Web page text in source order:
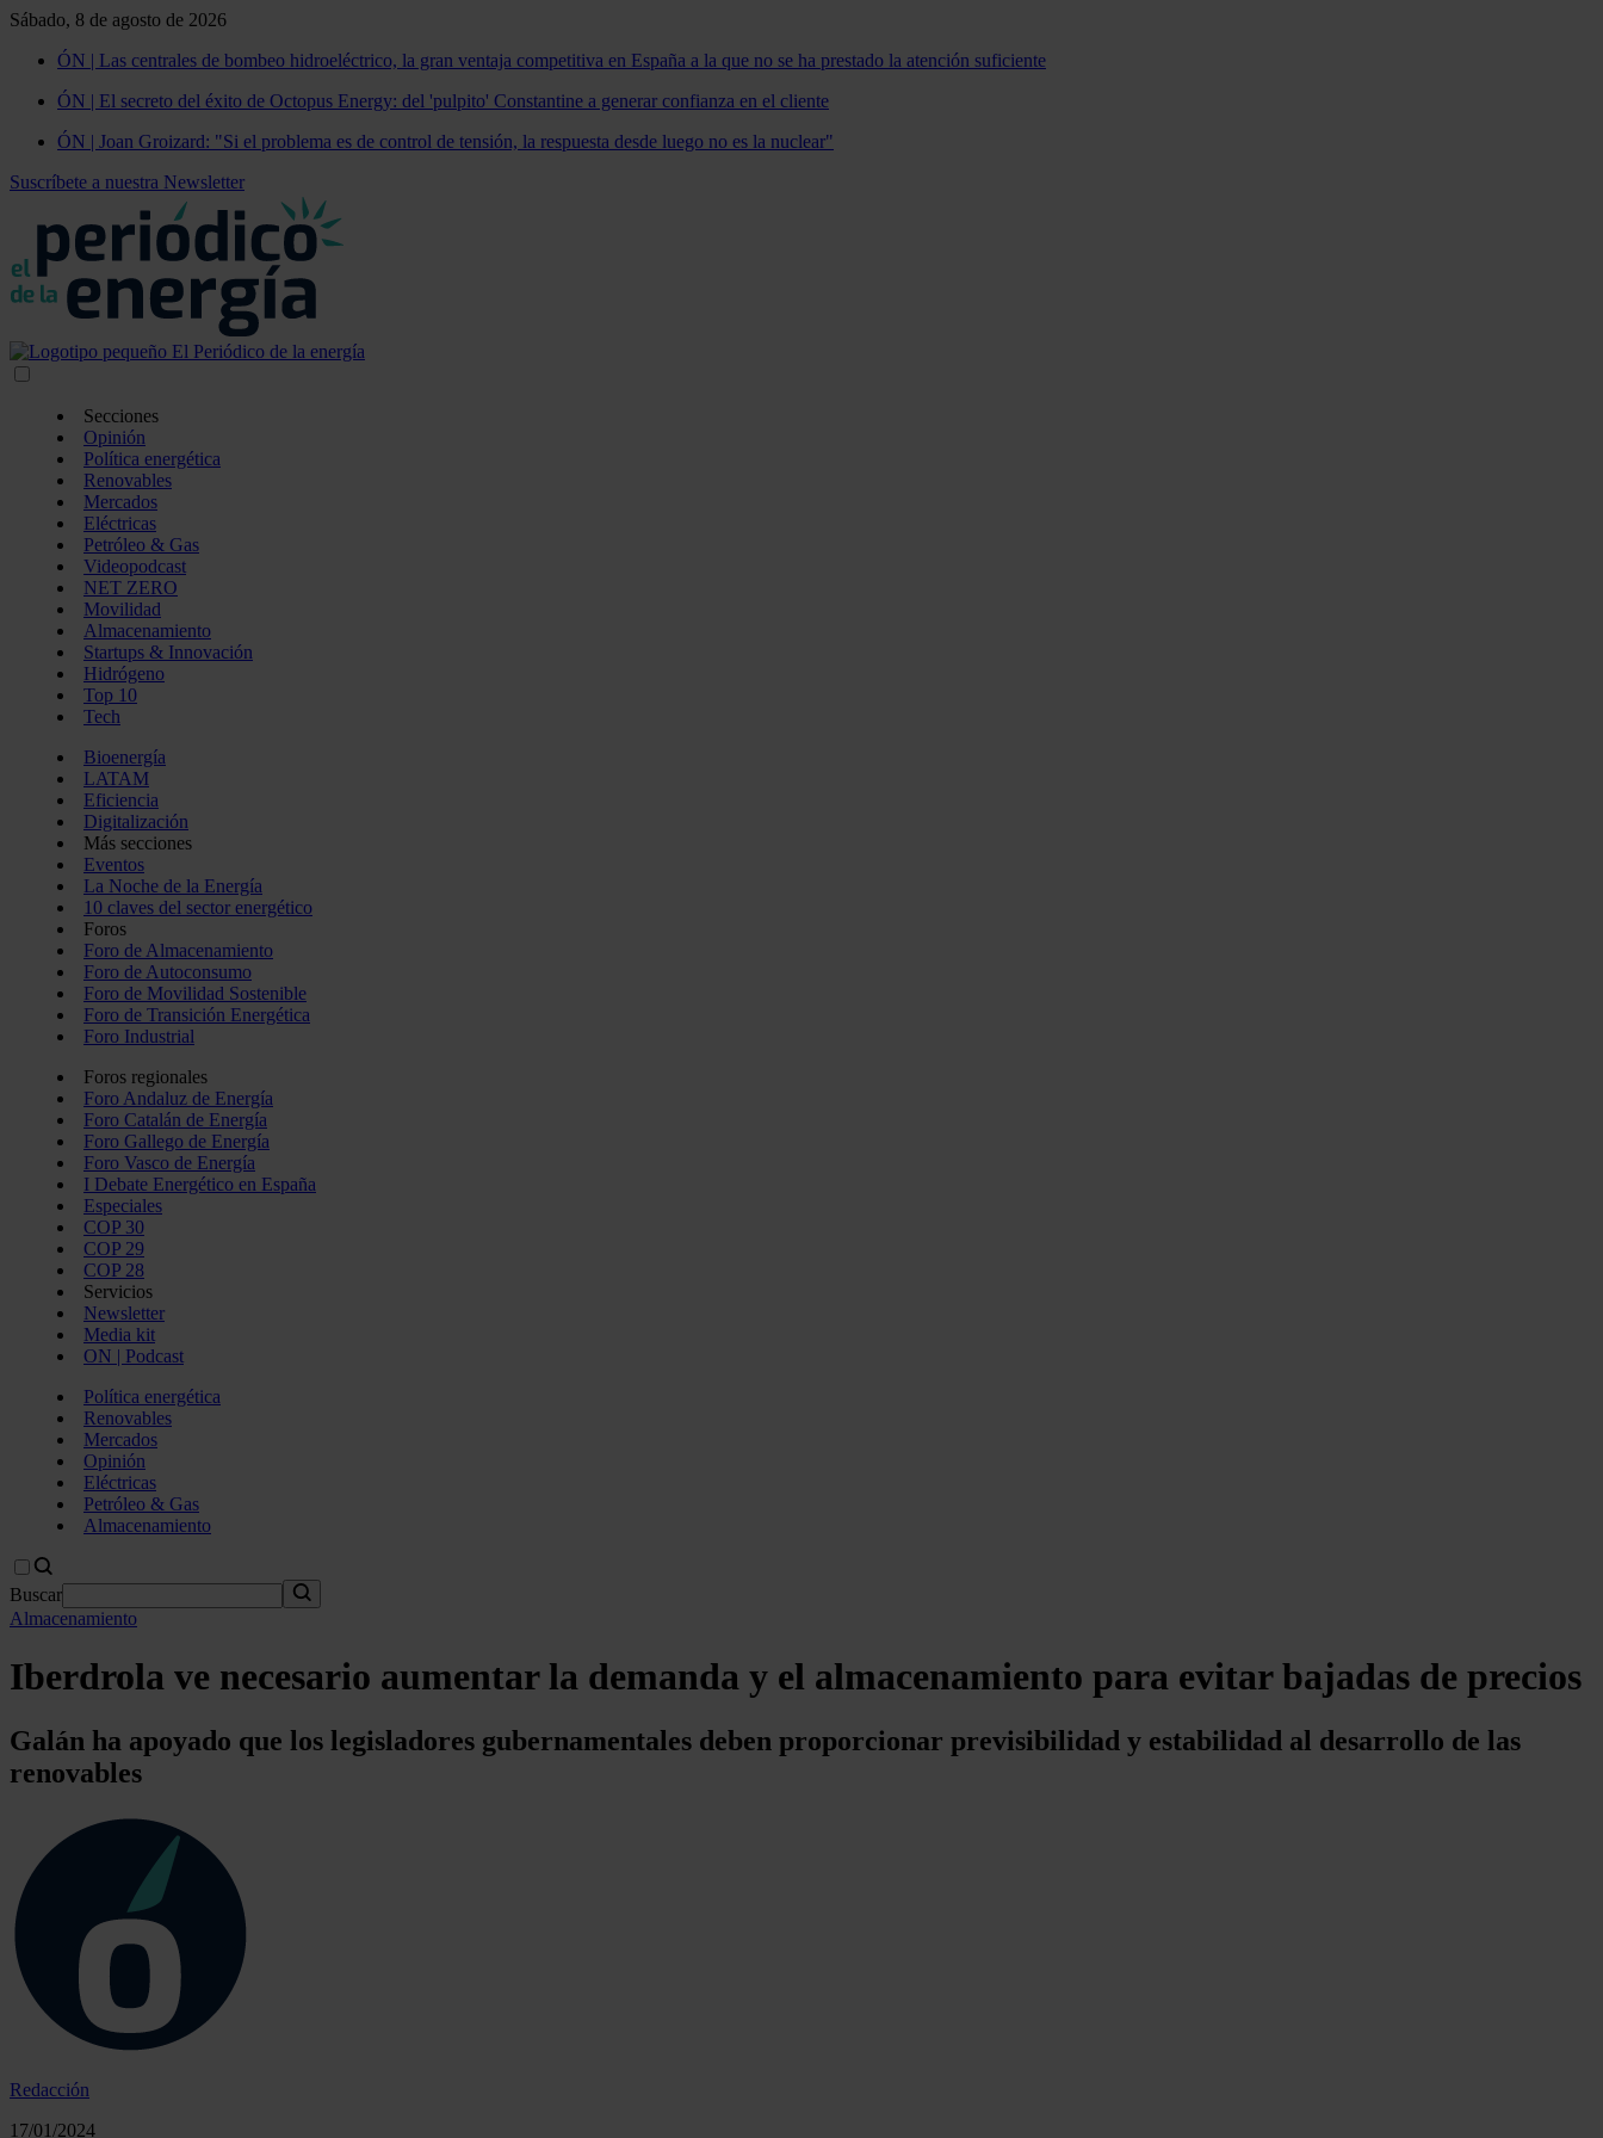
Sábado, 8 de agosto de 2026
ÓN | Las centrales de bombeo hidroeléctrico, la gran ventaja competitiva en España a la que no se ha prestado la atención suficiente
ÓN | El secreto del éxito de Octopus Energy: del 'pulpito' Constantine a generar confianza en el cliente
ÓN | Joan Groizard: "Si el problema es de control de tensión, la respuesta desde luego no es la nuclear"
Suscríbete a nuestra Newsletter
Secciones
Opinión
Política energética
Renovables
Mercados
Eléctricas
Petróleo & Gas
Videopodcast
NET ZERO
Movilidad
Almacenamiento
Startups & Innovación
Hidrógeno
Top 10
Tech
Bioenergía
LATAM
Eficiencia
Digitalización
Más secciones
Eventos
La Noche de la Energía
10 claves del sector energético
Foros
Foro de Almacenamiento
Foro de Autoconsumo
Foro de Movilidad Sostenible
Foro de Transición Energética
Foro Industrial
Foros regionales
Foro Andaluz de Energía
Foro Catalán de Energía
Foro Gallego de Energía
Foro Vasco de Energía
I Debate Energético en España
Especiales
COP 30
COP 29
COP 28
Servicios
Newsletter
Media kit
ON | Podcast
Política energética
Renovables
Mercados
Opinión
Eléctricas
Petróleo & Gas
Almacenamiento
Buscar
Almacenamiento
Iberdrola ve necesario aumentar la demanda y el almacenamiento para evitar bajadas de precios
Galán ha apoyado que los legisladores gubernamentales deben proporcionar previsibilidad y estabilidad al desarrollo de las
renovables
Redacción
17/01/2024